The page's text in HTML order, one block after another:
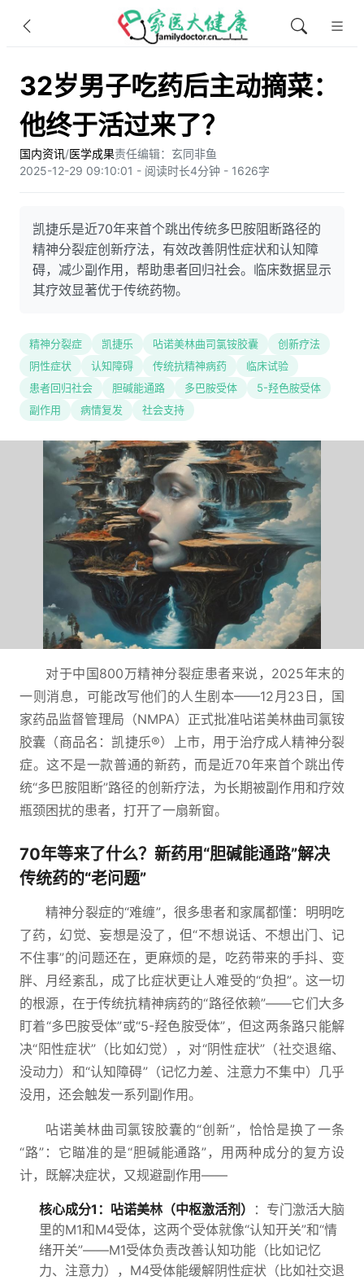
32岁男子吃药后主动摘菜：
他终于活过来了？
国内资讯/医学成果责任编辑：玄同非鱼​
2025-12-29 09:10:01 - 阅读时长4分钟 - 1626字
凯捷乐是近70年来首个跳出传统多巴胺阻断路径的
精神分裂症创新疗法，有效改善阴性症状和认知障
碍，减少副作用，帮助患者回归社会。临床数据显示
其疗效显著优于传统药物。
精神分裂症 凯捷乐 呫诺美林曲司氯铵胶囊
创新疗法
阴性症状
认知障碍 传统抗精神病药
临床试验
患者回归社会
胆碱能通路 多巴胺受体
5-羟色胺受体
副作用
病情复发 社会支持
对于中国800万精神分裂症患者来说，2025年末的
一则消息，可能改写他们的人生剧本——12月23日，国
家药品监督管理局（NMPA）正式批准呫诺美林曲司氯铵
胶囊（商品名：凯捷乐®）上市，用于治疗成人精神分裂
症。这不是一款普通的新药，而是近70年来首个跳出传
统“多巴胺阻断”路径的创新疗法，为长期被副作用和疗效
瓶颈困扰的患者，打开了一扇新窗。
70年等来了什么？新药用“胆碱能通路”解决
传统药的“老问题”
精神分裂症的“难缠”，很多患者和家属都懂：明明吃
了药，幻觉、妄想是没了，但“不想说话、不想出门、记
不住事”的问题还在，更麻烦的是，吃药带来的手抖、变
胖、月经紊乱，成了比症状更让人难受的“负担”。这一切
的根源，在于传统抗精神病药的“路径依赖”——它们大多
盯着“多巴胺受体”或“5-羟色胺受体”，但这两条路只能解
决“阳性症状”（比如幻觉），对“阴性症状”（社交退缩、
没动力）和“认知障碍”（记忆力差、注意力不集中）几乎
没用，还会触发一系列副作用。
呫诺美林曲司氯铵胶囊的“创新”，恰恰是换了一条
“路”：它瞄准的是“胆碱能通路”，用两种成分的复方设
计，既解决症状，又规避副作用——
核心成分1：呫诺美林（中枢激活剂）
：专门激活大脑
里的M1和M4受体，这两个受体就像“认知开关”和“情
绪开关”——M1受体负责改善认知功能（比如记忆
力、注意力），M4受体能缓解阴性症状（比如社交退